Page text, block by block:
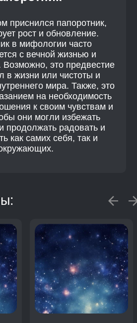
приснился папоротник,
рост и обновление.
в мифологии часто
с вечной жизнью и
это предвестие
в жизни или чистоты и
мира. Также, это
на необходимость
к своим чувствам и
они могли избежать
продолжать радовать и
как самих себя, так и